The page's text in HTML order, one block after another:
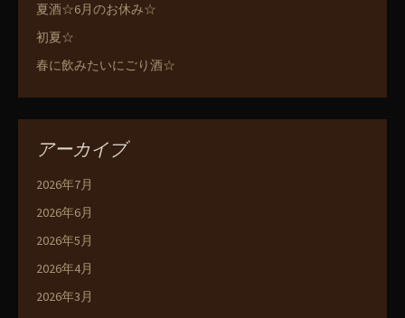
夏酒☆6月のお休み☆
初夏☆
春に飲みたいにごり酒☆
アーカイブ
2026年7月
2026年6月
2026年5月
2026年4月
2026年3月